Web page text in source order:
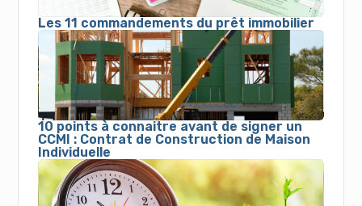
Les 11 commandements du prêt immobilier
10 points à connaitre avant de signer un
CCMI : Contrat de Construction de Maison
Individuelle